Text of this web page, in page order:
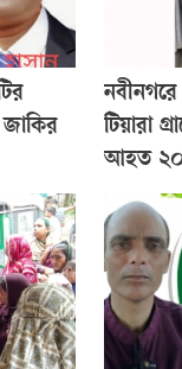
টিয়ারা
আহত